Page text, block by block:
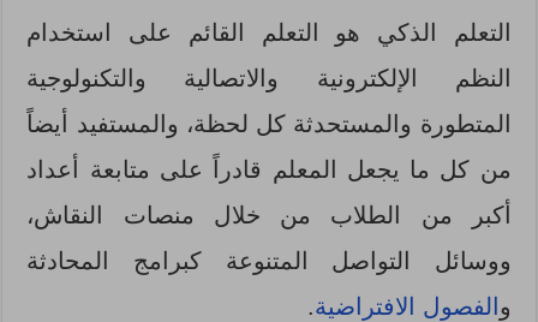
التعلم الذكي هو التعلم القائم على استخدام
النظم الإلكترونية والاتصالية والتكنولوجية
المتطورة والمستحدثة كل لحظة، والمستفيد أيضاً
من كل ما يجعل المعلم قادراً على متابعة أعداد
أكبر من الطلاب من خلال منصات النقاش،
ووسائل التواصل المتنوعة كبرامج المحادثة
و الفصول الافتراضية.